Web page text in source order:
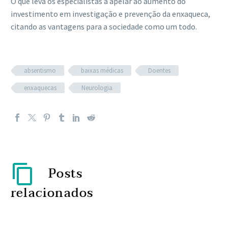
investimento em investigação e prevenção da enxaqueca,
citando as vantagens para a sociedade como um todo.
absentismo baixas médicas
Doentes
enxaquecas
Neurologia
Posts
relacionados